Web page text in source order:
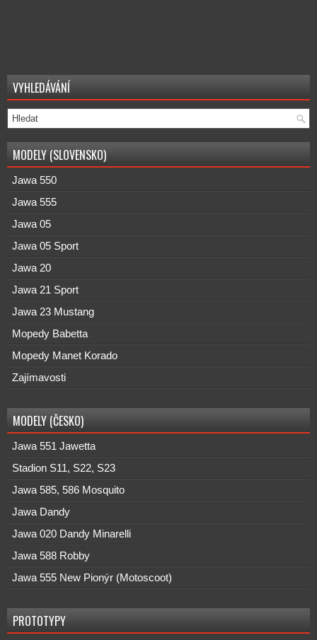
VYHLEDÁVÁNÍ
MODELY (SLOVENSKO)
Jawa 550
Jawa 555
Jawa 05
Jawa 05 Sport
Jawa 20
Jawa 21 Sport
Jawa 23 Mustang
Mopedy Babetta
Mopedy Manet Korado
Zajímavosti
MODELY (ČESKO)
Jawa 551 Jawetta
Stadion S11, S22, S23
Jawa 585, 586 Mosquito
Jawa Dandy
Jawa 020 Dandy Minarelli
Jawa 588 Robby
Jawa 555 New Pionýr (Motoscoot)
PROTOTYPY